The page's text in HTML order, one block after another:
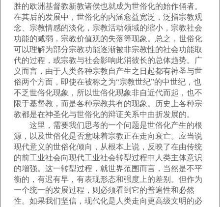
胜的欧洲基督教新教诸侯也就成为世俗化的始作俑者。
在其后的发展中，世俗化的内涵愈益宽泛，泛指宗教观
念、宗教情感的淡化，宗教活动领域的缩小，宗教社会
功能的减弱，宗教价值观的失落等现象。总之，世俗化
可以理解为部分宗教功能逐渐被非宗教性的社会功能取
代的过程，或宗教与社会影响此消彼长的总体趋势。广
义而言，由于人类各种宗教自产生之日起都有神圣与世
俗两个方面，即使在被称之为“宗教世纪”的中世纪，也
不乏世俗化现象，所以世俗化现象非自近代而起，也不
限于基督教，而是各种宗教共有的现象。历史上各种宗
教都是在神圣化与世俗化的辩证关系中曲折发展的。
这里，需要我们思考的一个问题是世俗化产生的根
源，以及世俗化是否意味着宗教正在走向衰亡。应当说
现代意义的世俗化倾向，从根本上说，反映了在由传统
的前工业社会向现代工业社会转型过程中人类主体意识
的增强。这一转型过程，就世界范围而言，当然是不平
衡的，有迟有早，有表现形态和强度上的差别。但作为
一个统一的发展过程，则必须看到它的普遍性和必然
性。如果我们坚信，现代化是人类走向更高级文明的必